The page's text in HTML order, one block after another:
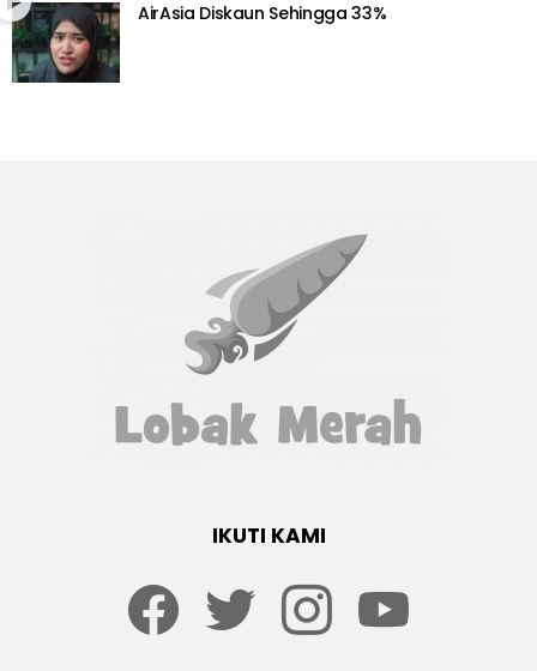
AirAsia Diskaun Sehingga 33%
IKUTI KAMI